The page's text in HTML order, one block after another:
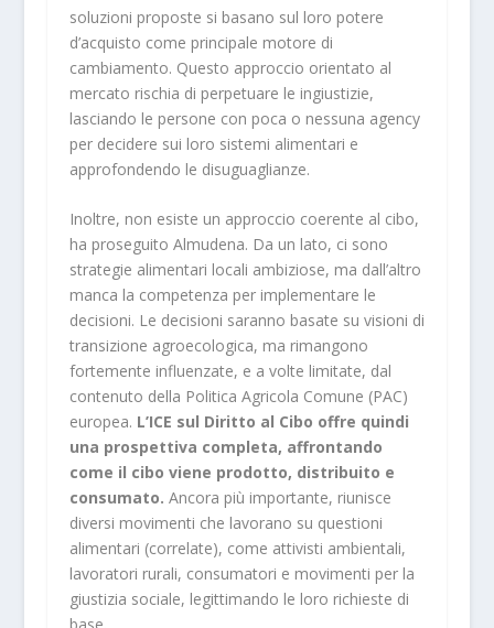
soluzioni proposte si basano sul loro potere
d’acquisto come principale motore di
cambiamento. Questo approccio orientato al
mercato rischia di perpetuare le ingiustizie,
lasciando le persone con poca o nessuna agency
per decidere sui loro sistemi alimentari e
approfondendo le disuguaglianze.
Inoltre, non esiste un approccio coerente al cibo,
ha proseguito Almudena. Da un lato, ci sono
strategie alimentari locali ambiziose, ma dall’altro
manca la competenza per implementare le
decisioni. Le decisioni saranno basate su visioni di
transizione agroecologica, ma rimangono
fortemente influenzate, e a volte limitate, dal
contenuto della Politica Agricola Comune (PAC)
europea. L’ICE sul Diritto al Cibo offre quindi
una prospettiva completa, affrontando
come il cibo viene prodotto, distribuito e
consumato. Ancora più importante, riunisce
diversi movimenti che lavorano su questioni
alimentari (correlate), come attivisti ambientali,
lavoratori rurali, consumatori e movimenti per la
giustizia sociale, legittimando le loro richieste di